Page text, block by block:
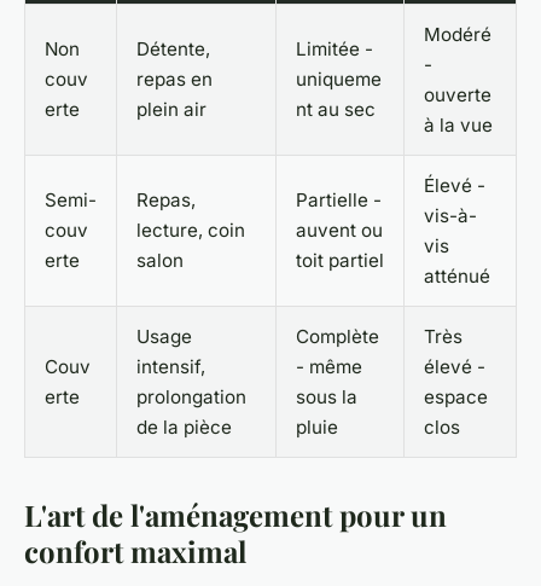
Non
couv
erte
Détente,
repas en
plein air
Limitée -
uniqueme
nt au sec
Modéré
-
ouverte
à la vue
Semi-
couv
erte
Repas,
lecture, coin
salon
Partielle -
auvent ou
toit partiel
Élevé -
vis-à-
vis
atténué
Couv
erte
Usage
intensif,
prolongation
de la pièce
Complète
- même
sous la
pluie
Très
élevé -
espace
clos
L'art de l'aménagement pour un
confort maximal